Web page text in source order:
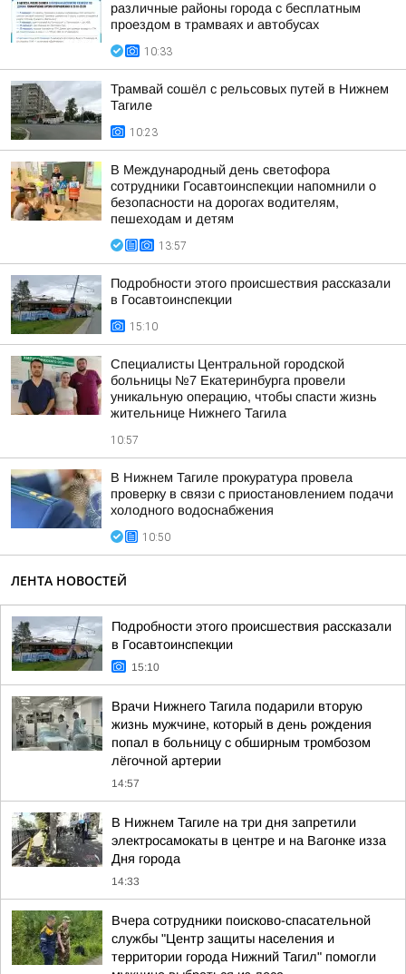
различные районы города с бесплатным
проездом в трамваях и автобусах
10:33
Трамвай сошёл с рельсовых путей в Нижнем
Тагиле
10:23
В Международный день светофора
сотрудники Госавтоинспекции напомнили о
безопасности на дорогах водителям,
пешеходам и детям
13:57
Подробности этого происшествия рассказали
в Госавтоинспекции
15:10
Специалисты Центральной городской
больницы №7 Екатеринбурга провели
уникальную операцию, чтобы спасти жизнь
жительнице Нижнего Тагила
10:57
В Нижнем Тагиле прокуратура провела
проверку в связи с приостановлением подачи
холодного водоснабжения
10:50
ЛЕНТА НОВОСТЕЙ
Подробности этого происшествия рассказали
в Госавтоинспекции
15:10
Врачи Нижнего Тагила подарили вторую
жизнь мужчине, который в день рождения
попал в больницу с обширным тромбозом
лёгочной артерии
14:57
В Нижнем Тагиле на три дня запретили
электросамокаты в центре и на Вагонке изза
Дня города
14:33
Вчера сотрудники поисково-спасательной
службы "Центр защиты населения и
территории города Нижний Тагил" помогли